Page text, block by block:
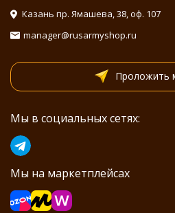
Казань пр. Ямашева, 38, оф. 107
manager@rusarmyshop.ru
Проложить
Мы в социальных сетях:
Мы на маркетплейсах